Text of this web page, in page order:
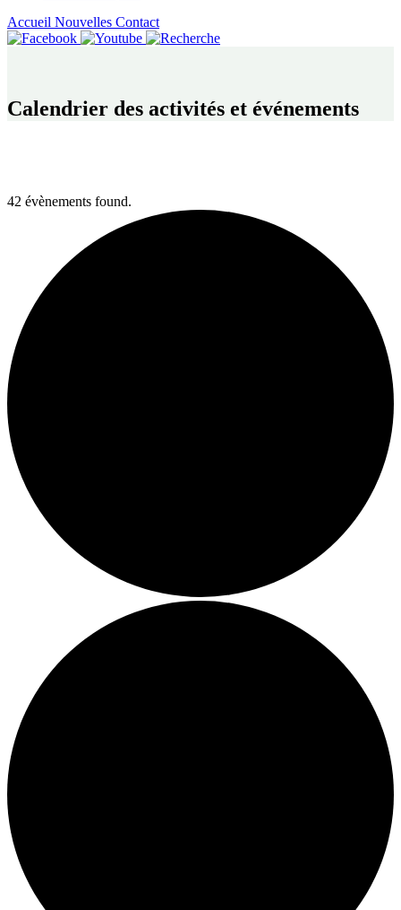
Accueil Nouvelles Contact
Calendrier des activités et événements
42 évènements found.